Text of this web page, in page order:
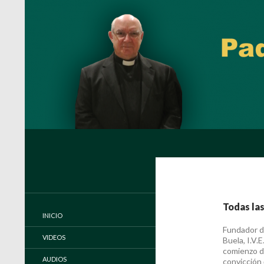
Todas
Fundador
Buela,
comienzo
convicción
INICIO
VIDEOS
AUDIOS